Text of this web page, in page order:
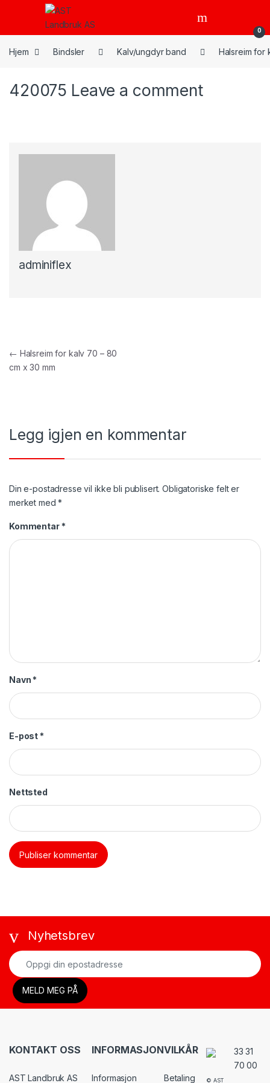
Skip to navigation
Skip to content
0
Hjem Bindsler Kalv/ungdyr band Halsreim for
420075 Leave a comment
adminiflex
Innleggsnavigasjon
← Halsreim for kalv 70 – 80
cm x 30 mm
Legg igjen en kommentar
Din e-postadresse vil ikke bli publisert. Obligatoriske felt er
merket med*
Kommentar *
Navn *
E-post *
Nettsted
Nyhetsbrev
KONTAKT OSS
AST Landbruk AS
INFORMASJON
Informasjon
VILKÅR
Betaling © AST
33 31
70 00